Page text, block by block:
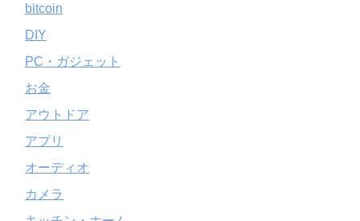
bitcoin
DIY
PC・ガジェット
お金
アウトドア
アプリ
オーディオ
カメラ